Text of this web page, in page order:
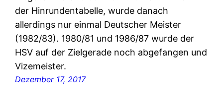
der Hinrundentabelle, wurde danach
allerdings nur einmal Deutscher Meister
(1982/83). 1980/81 und 1986/87 wurde der
HSV auf der Zielgerade noch abgefangen und
Vizemeister.
Dezember 17, 2017